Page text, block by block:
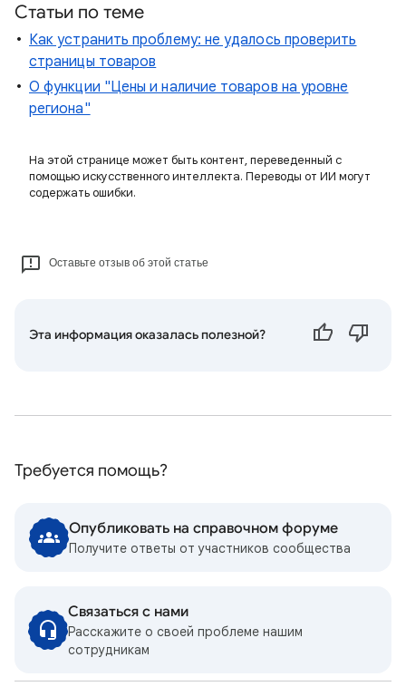
Статьи по теме
Как устранить проблему: не удалось проверить
страницы товаров
О функции "Цены и наличие товаров на уровне
региона"
На этой странице может быть контент, переведенный с
помощью искусственного интеллекта. Переводы от ИИ могут
содержать ошибки.
Оставьте отзыв об этой статье
Эта информация оказалась полезной?
Требуется помощь?
Опубликовать на справочном форуме
Получите ответы от участников сообщества
Связаться с нами
Расскажите о своей проблеме нашим
сотрудникам